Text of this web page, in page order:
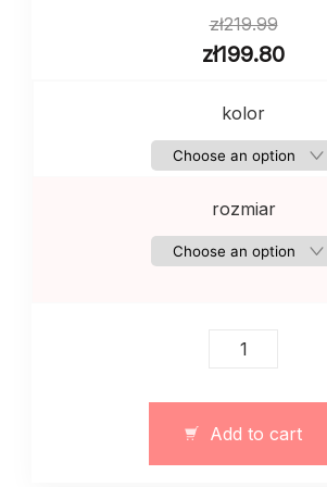
zł219.99
zł199.80
kolor
rozmiar
Damski
topem
Add to cart